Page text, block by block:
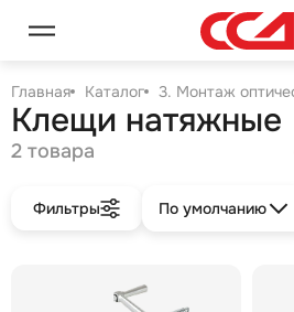
Главная Каталог 3. Монтаж
Клещи натяжные
2 товара
Фильтры По умолчанию